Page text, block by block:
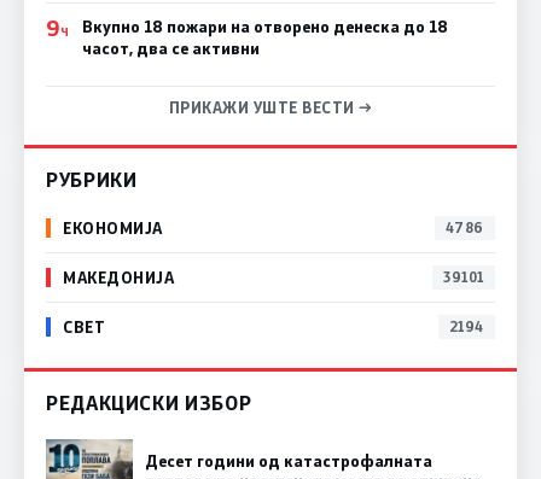
9Ч
Вкупно 18 пожари на отворено денеска до 18
часот, два се активни
ПРИКАЖИ УШТЕ ВЕСТИ →
РУБРИКИ
ЕКОНОМИЈА 4786
МАКЕДОНИЈА 39101
СВЕТ 2194
РЕДАКЦИСКИ ИЗБОР
Десет години од катастрофалната